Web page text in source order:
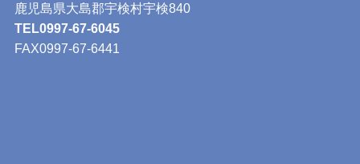
鹿児島県大島郡宇検村宇検840
TEL0997-67-6045
FAX0997-67-6441